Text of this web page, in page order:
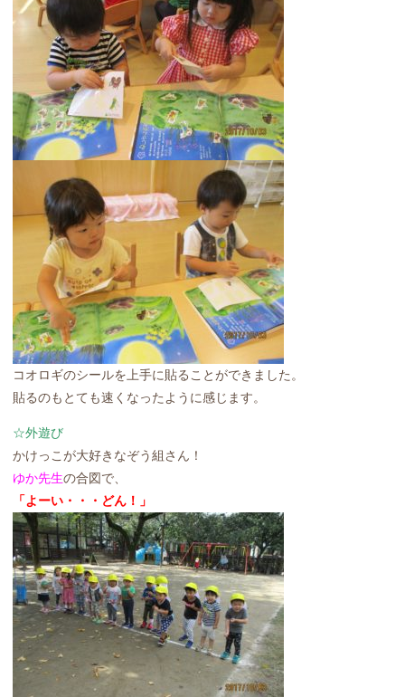
コオロギのシールを上手に貼ることができました。
貼るのもとても速くなったように感じます。
☆外遊び
かけっこが大好きなぞう組さん！
ゆか先生の合図で、
「よーい・・・どん！」